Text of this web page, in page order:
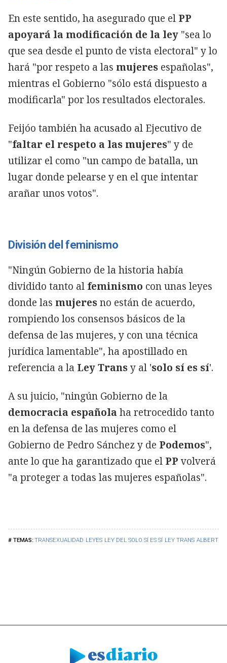
TRANSEXUALIDAD LEYES LEY DEL SOLO SÍ ES SÍ LEY TRANS ALBERTO
En este sentido, ha asegurado que el PP
apoyará la modificación de la ley "sea lo
que sea desde el punto de vista electoral" y lo
hará "por respeto a las mujeres españolas",
mientras el Gobierno "sólo está dispuesto a
modificarla" por los resultados electorales.
Feijóo también ha acusado al Ejecutivo de
"faltar el respeto a las mujeres" y de
utilizar el como "un campo de batalla, un
lugar donde pelearse y en el que intentar
arañar unos votos".
División del feminismo
"Ningún Gobierno de la historia había
dividido tanto al feminismo con unas leyes
donde las mujeresno están de acuerdo,
rompiendo los consensos básicos de la
defensa de las mujeres, y con una técnica
jurídica lamentable", ha apostillado en
referencia a la Ley Transy al 'solo sí es sí'.
A su juicio, "ningún Gobierno de la
democracia española ha retrocedido tanto
en la defensa de las mujeres como el
Gobierno de Pedro Sánchez y de Podemos",
ante lo que ha garantizado que el PPvolverá
"a proteger a todas las mujeres españolas".